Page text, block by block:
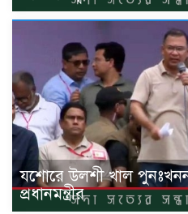
যশোরে উলশী খাল পুনঃখনন
প্রধানমন্ত্রীর